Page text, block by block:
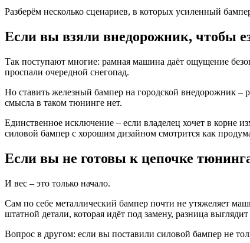
Разберём несколько сценариев, в которых усиленный
Если вы взяли внедорожник, чтобы
Так поступают многие: рамная машина даёт ощущение
проспали очередной снегопад.
Но ставить железный бампер на городской внедорожник –
смысла в таком тюнинге нет.
Единственное исключение – если владелец хочет в
силовой бампер с хорошим дизайном смотрится как
Если вы не готовы к цепочке
И вес – это только начало.
Сам по себе металлический бампер почти не утяжеляет
штатной детали, которая идёт под замену, разница
Вопрос в другом: если вы поставили силовой бампер не